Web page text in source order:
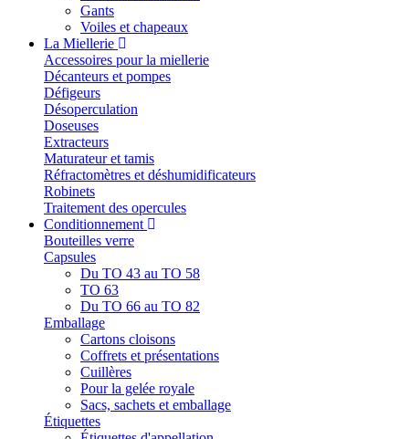
Gants
Voiles et chapeaux
La Miellerie
Accessoires pour la miellerie
Décanteurs et pompes
Défigeurs
Désoperculation
Doseuses
Extracteurs
Maturateur et tamis
Réfractomètres et déshumidificateurs
Robinets
Traitement des opercules
Conditionnement
Bouteilles verre
Capsules
Du TO 43 au TO 58
TO 63
Du TO 66 au TO 82
Emballage
Cartons cloisons
Coffrets et présentations
Cuillères
Pour la gelée royale
Sacs, sachets et emballage
Étiquettes